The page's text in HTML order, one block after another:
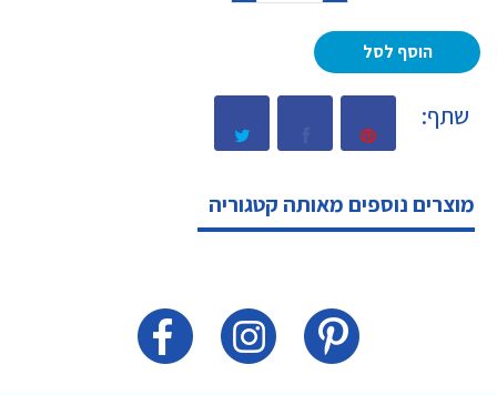
הוסף לסל
שתף:
מוצרים נוספים מאותה קטגוריה